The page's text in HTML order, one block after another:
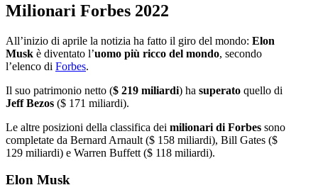
Milionari Forbes 2022
All’inizio di aprile la notizia ha fatto il giro del mondo: Elon
Musk è diventato l’uomo più ricco del mondo, secondo
l’elenco di Forbes.
Il suo patrimonio netto ($ 219 miliardi) ha superato quello di
Jeff Bezos ($ 171 miliardi).
Le altre posizioni della classifica dei milionari di Forbes sono
completate da Bernard Arnault ($ 158 miliardi), Bill Gates ($
129 miliardi) e Warren Buffett ($ 118 miliardi).
Elon Musk